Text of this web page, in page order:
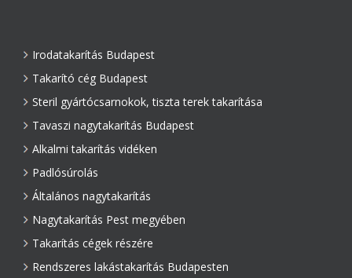
Irodatakarítás Budapest
Takarító cég Budapest
Steril gyártócsarnokok, tiszta terek takarítása
Tavaszi nagytakarítás Budapest
Alkalmi takarítás vidéken
Padlósúrolás
Általános nagytakarítás
Nagytakarítás Pest megyében
Takarítás cégek részére
Rendszeres lakástakarítás Budapesten